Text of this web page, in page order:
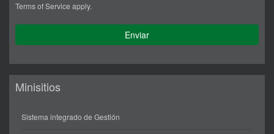
Terms of Service apply.
Minisitios
Sistema integrado de Gestión